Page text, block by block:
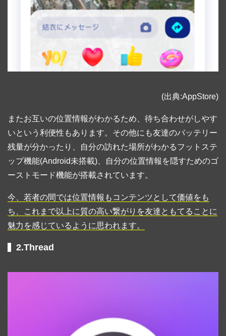
(出典:AppStore)
またお互いの位置情報がわかるため、待ち合わせがしやす
いという利便性もあります。その他にも友達のバッテリー
残量が分かったり、自分の訪れた場所がわかるフットステ
ップ機能(Android未搭載)、自分の位置情報を隠すためのゴ
ーストモード機能が搭載されています。
今、若者の間では位置情報もコンテンツとして価値をも
ち、これまで以上に質の高い繋がりを友達ともてることに
魅力を感じているように思われます。
2.Thread